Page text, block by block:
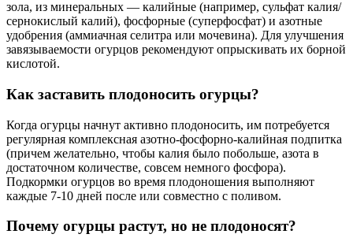
зола, из минеральных — калийные (например, сульфат калия/
сернокислый калий), фосфорные (суперфосфат) и азотные
удобрения (аммиачная селитра или мочевина). Для улучшения
завязываемости огурцов рекомендуют опрыскивать их борной
кислотой.
Как заставить плодоносить огурцы?
Когда огурцы начнут активно плодоносить, им потребуется
регулярная комплексная азотно-фосфорно-калийная подпитка
(причем желательно, чтобы калия было побольше, азота в
достаточном количестве, совсем немного фосфора).
Подкормки огурцов во время плодоношения выполняют
каждые 7-10 дней после или совместно с поливом.
Почему огурцы растут, но не плодоносят?